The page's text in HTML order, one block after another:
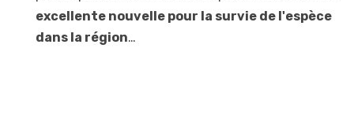
excellente nouvelle pour la survie de l'espèce
dans la région…